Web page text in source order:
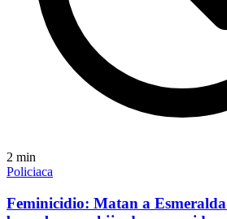
2 min
Policiaca
Feminicidio: Matan a